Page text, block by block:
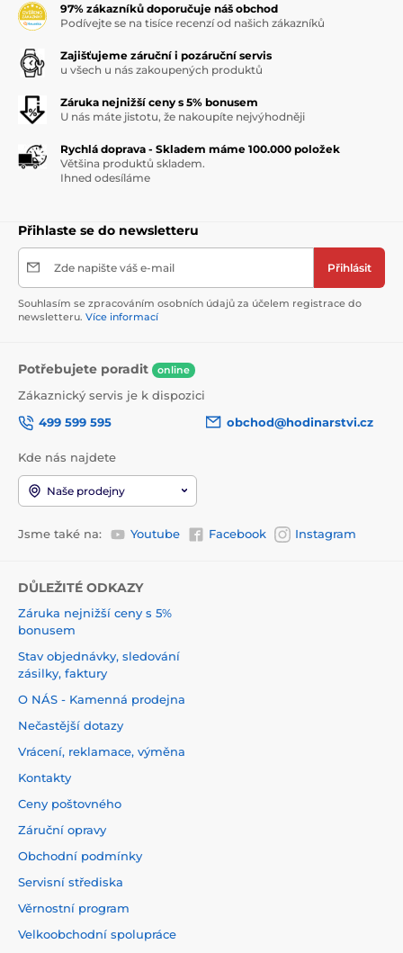
97% zákazníků doporučuje náš obchod
Podívejte se na tisíce recenzí od našich zákazníků
Zajišťujeme záruční i pozáruční servis
u všech u nás zakoupených produktů
Záruka nejnižší ceny s 5% bonusem
U nás máte jistotu, že nakoupíte nejvýhodněji
Rychlá doprava - Skladem máme 100.000 položek
Většina produktů skladem.
Ihned odesíláme
Přihlaste se do newsletteru
Zde napište váš e-mail Přihlásit
Souhlasím se zpracováním osobních údajů za účelem registrace do
newsletteru. Více informací
Potřebujete poradit online
Zákaznický servis je k dispozici
499 599 595
obchod@hodinarstvi.cz
Kde nás najdete
Naše prodejny
Jsme také na: Youtube Facebook Instagram
DŮLEŽITÉ ODKAZY
Záruka nejnižší ceny s 5%
bonusem
Stav objednávky, sledování
zásilky, faktury
O NÁS - Kamenná prodejna
Nečastější dotazy
Vrácení, reklamace, výměna
Kontakty
Ceny poštovného
Záruční opravy
Obchodní podmínky
Servisní střediska
Věrnostní program
Velkoobchodní spolupráce